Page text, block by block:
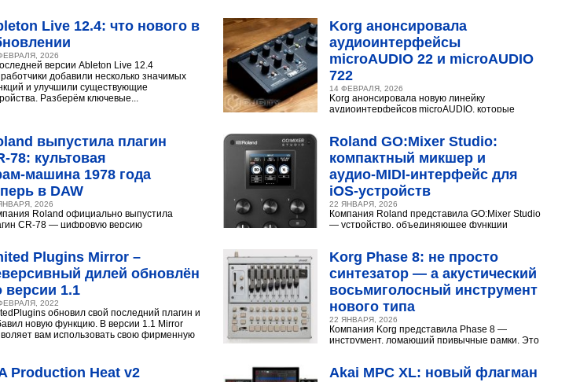
Live 12.4: что нового в
2026
версии Ableton Live 12.4
добавили несколько значимых
и улучшили существующие
Разберём ключевые...
выпустила плагин
культовая
1978 года
в DAW
2026
Roland официально выпустила
CR-78 — цифровую версию
Plugins Mirror –
дилей обновлён
версии 1.1
2022
обновил свой последний плагин и
новую функцию. В версии 1.1 Mirror
вам использовать свою фирменную
Production Heat v2
Korg анонсировала
аудиоинтерфейсы
microAUDIO 22 и microAUDIO
722
14 ФЕВРАЛЯ, 2026
Korg анонсировала новую линейку
аудиоинтерфейсов microAUDIO, которые
Roland GO:Mixer Studio:
компактный микшер и
аудио‑MIDI‑интерфейс для
iOS‑устройств
22 ЯНВАРЯ, 2026
Компания Roland представила GO:Mixer Studio
— устройство, объединяющее функции
Korg Phase 8: не просто
синтезатор — а акустический
восьмиголосный инструмент
нового типа
22 ЯНВАРЯ, 2026
Компания Korg представила Phase 8 —
инструмент, ломающий привычные рамки. Это
Akai MPC XL: новый флагман